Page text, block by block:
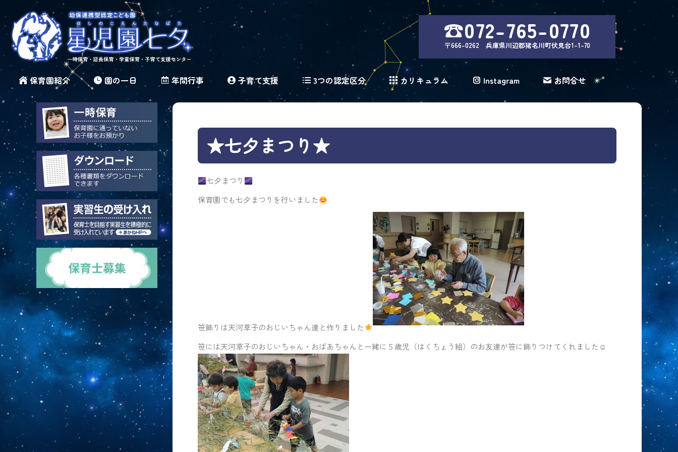
☎072-765-0770
〒666-0262 兵庫県川辺郡猪名川町伏見台1-1-70
保育園紹介 園の一日 年間行事 子育て支援 3つの認定区分 カリキュラム Instagram お問合せ
★七夕まつり★
七夕まつり
保育園でも七夕まつりを行いました
笹飾りは天河草子のおじいちゃん達と作りました
笹には天河草子のおじいちゃん・おばあちゃんと一緒に５歳児（はくちょう組）のお友達が笹に飾りつけてくれました☺